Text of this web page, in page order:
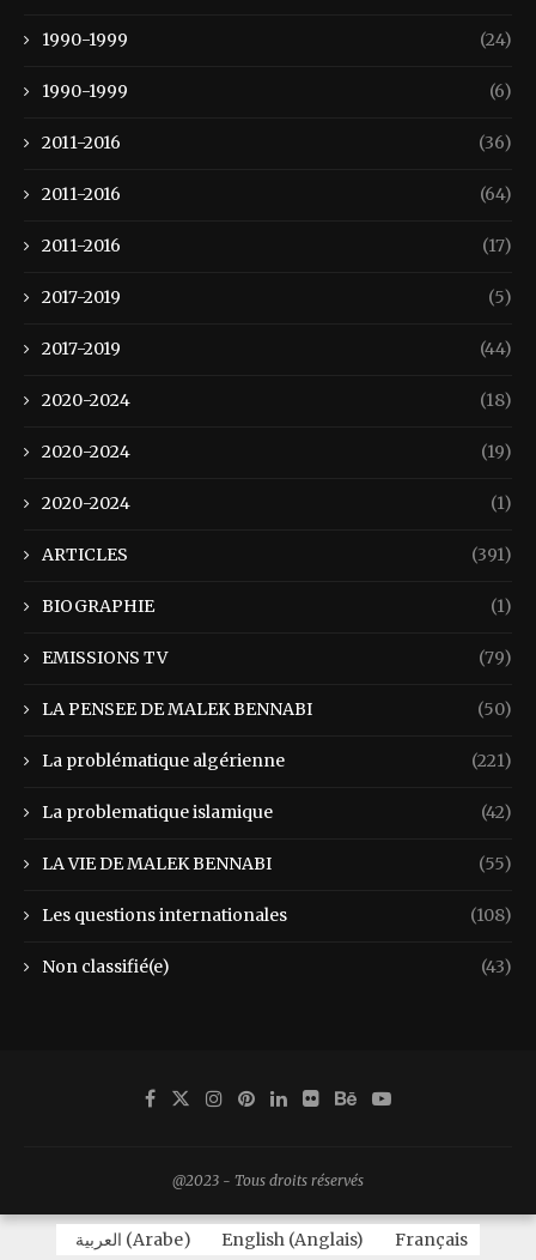
1990-1999 (24)
1990-1999 (6)
2011-2016 (36)
2011-2016 (64)
2011-2016 (17)
2017-2019 (5)
2017-2019 (44)
2020-2024 (18)
2020-2024 (19)
2020-2024 (1)
ARTICLES (391)
BIOGRAPHIE (1)
EMISSIONS TV (79)
LA PENSEE DE MALEK BENNABI (50)
La problématique algérienne (221)
La problematique islamique (42)
LA VIE DE MALEK BENNABI (55)
Les questions internationales (108)
Non classifié(e) (43)
@2023 - Tous droits réservés
العربية (Arabe) English (Anglais) Français